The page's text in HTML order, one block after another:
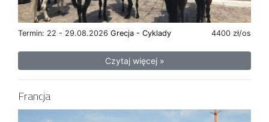
Termin: 22 - 29.08.2026 4400 zł/os
Grecja - Cyklady
Czytaj więcej »
Francja